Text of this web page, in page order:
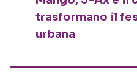
trasformano il
urbana